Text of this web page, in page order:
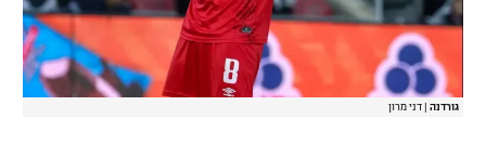
גורדנה דני מרון